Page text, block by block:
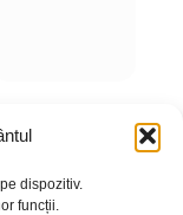
dispozitiv.
funcții.